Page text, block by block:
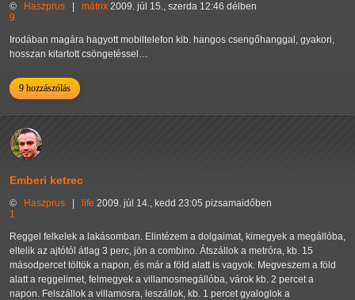
© Haszprus mátrix 2009. júl 15., szerda 12:46 délben
9
Irodában magára hagyott mobiltelefon kib. hangos csengőhanggal, gyakori,
hosszan kitartott csöngetéssel…
9 hozzászólás
Emberi ketrec
© Haszprus life 2009. júl 14., kedd 23:05 pizsamaidőben
1
Reggel felkelek a lakásomban. Elintézem a dolgaimat, kimegyek a megállóba,
eltelik az ajtótól átlag 3 perc, jön a combino. Átszállok a metróra, kb. 15
másodpercet töltök a napon, és már a föld alatt is vagyok. Megveszem a föld
alatt a reggelimet, felmegyek a villamosmegállóba, várok kb. 2 percet a
napon. Felszállok a villamosra, leszállok, kb. 1 percet gyaloglok a